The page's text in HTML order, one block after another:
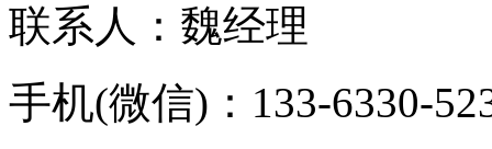
联系人：魏经理
手机(微信)：133-6330-